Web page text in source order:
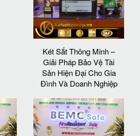
Két Sắt Thông Minh –
Giải Pháp Bảo Vệ Tài
Sản Hiện Đại Cho Gia
Đình Và Doanh Nghiệp